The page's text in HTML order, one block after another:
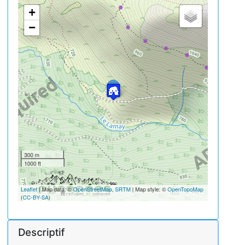
+
−
300 m
1000 ft
Leaflet| Map data: ©OpenStreetMap, SRTM | Map style: ©OpenTopoMap
(CC-BY-SA)
Descriptif